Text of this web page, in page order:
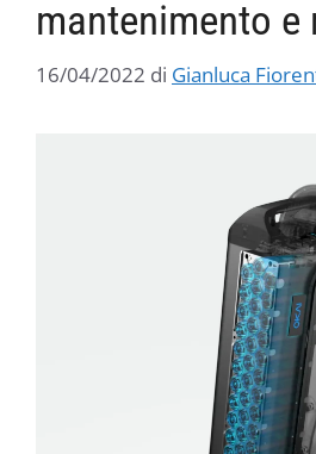
mantenimento e
16/04/2022 di Gianluca